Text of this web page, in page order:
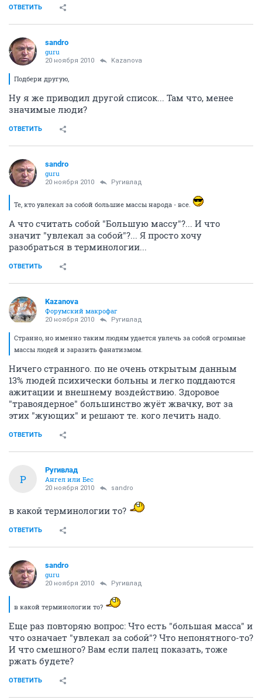
ОТВЕТИТЬ
sandro
guru
20 ноября 2010 Kazanova
Подбери другую,
Ну я же приводил другой список... Там что, менее
значимые люди?
ОТВЕТИТЬ
sandro
guru
20 ноября 2010 Ругивлад
Те, кто увлекал за собой большие массы народа - все.
А что считать собой "Большую массу"?... И что
значит "увлекал за собой"?... Я просто хочу
разобраться в терминологии...
ОТВЕТИТЬ
Kazanova
Форумский макрофаг
20 ноября 2010 Ругивлад
Странно, но именно таким людям удается увлечь за собой огромные
массы людей и заразить фанатизмом.
Ничего странного. по не очень открытым данным
13% людей психически больны и легко поддаются
ажитации и внешнему воздействию. Здоровое
"травоядерное" большинство жуёт жвачку, вот за
этих "жующих" и решают те. кого лечить надо.
ОТВЕТИТЬ
Р
Ругивлад
Ангел или Бес
20 ноября 2010 sandro
в какой терминологии то?
ОТВЕТИТЬ
sandro
guru
20 ноября 2010 Ругивлад
в какой терминологии то?
Еще раз повторяю вопрос: Что есть "большая масса" и
что означает "увлекал за собой"? Что непонятного-то?
И что смешного? Вам если палец показать, тоже
ржать будете?
ОТВЕТИТЬ